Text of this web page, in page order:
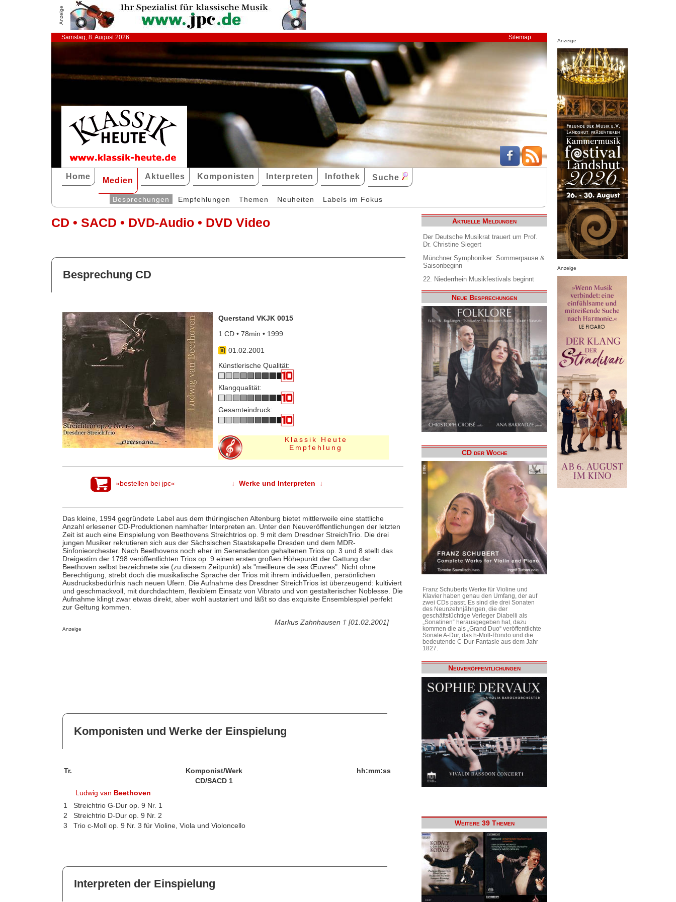
Anzeige
Samstag, 8. August 2026 Sitemap
Home Medien Aktuelles Komponisten Interpreten Infothek Suche
Besprechungen Empfehlungen Themen Neuheiten Labels im Fokus
CD • SACD • DVD-Audio • DVD Video
Besprechung CD
Querstand VKJK 0015
1 CD • 78min • 1999
01.02.2001
Künstlerische Qualität:
Klangqualität:
Gesamteindruck:
Klassik Heute
Empfehlung
»bestellen bei jpc« ↓ Werke und Interpreten ↓
Das kleine, 1994 gegründete Label aus dem thüringischen Altenburg bietet mittlerweile eine stattliche
Anzahl erlesener CD-Produktionen namhafter Interpreten an. Unter den Neuveröffentlichungen der letzten
Zeit ist auch eine Einspielung von Beethovens Streichtrios op. 9 mit dem Dresdner StreichTrio. Die drei
jungen Musiker rekrutieren sich aus der Sächsischen Staatskapelle Dresden und dem MDR-
Sinfonieorchester. Nach Beethovens noch eher im Serenadenton gehaltenen Trios op. 3 und 8 stellt das
Dreigestirn der 1798 veröffentlichten Trios op. 9 einen ersten großen Höhepunkt der Gattung dar.
Beethoven selbst bezeichnete sie (zu diesem Zeitpunkt) als "meilleure de ses Œuvres". Nicht ohne
Berechtigung, strebt doch die musikalische Sprache der Trios mit ihrem individuellen, persönlichen
Ausdrucksbedürfnis nach neuen Ufern. Die Aufnahme des Dresdner StreichTrios ist überzeugend: kultiviert
und geschmackvoll, mit durchdachtem, flexiblem Einsatz von Vibrato und von gestalterischer Noblesse. Die
Aufnahme klingt zwar etwas direkt, aber wohl austariert und läßt so das exquisite Ensemblespiel perfekt
zur Geltung kommen.
Markus Zahnhausen † [01.02.2001]
Anzeige
Komponisten und Werke der Einspielung
Tr. Komponist/Werk
hh:mm:ss
CD/SACD 1
Ludwig van Beethoven
1
Streichtrio G-Dur op. 9 Nr. 1
2
Streichtrio D-Dur op. 9 Nr. 2
3
Trio c-Moll op. 9 Nr. 3 für Violine, Viola und Violoncello
Interpreten der Einspielung
Aktuelle Meldungen
Der Deutsche Musikrat trauert um Prof.
Dr. Christine Siegert
Münchner Symphoniker: Sommerpause &
Saisonbeginn
22. Niederrhein Musikfestivals beginnt
Neue Besprechungen
CD der Woche
Franz Schuberts Werke für Violine und
Klavier haben genau den Umfang, der auf
zwei CDs passt. Es sind die drei Sonaten
des Neunzehnjährigen, die der
geschäftstüchtige Verleger Diabelli als
„Sonatinen“ herausgegeben hat, dazu
kommen die als „Grand Duo“ veröffentlichte
Sonate A-Dur, das h-Moll-Rondo und die
bedeutende C-Dur-Fantasie aus dem Jahr
1827.
Neuveröffentlichungen
Weitere 39 Themen
Anzeige
Anzeige